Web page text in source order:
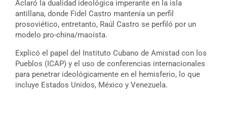
Aclaró la dualidad ideológica imperante en la isla
antillana, donde Fidel Castro mantenía un perfil
prosoviético, entretanto, Raúl Castro se perfiló por un
modelo pro-china/maoísta.
Explicó el papel del Instituto Cubano de Amistad con los
Pueblos (ICAP) y el uso de conferencias internacionales
para penetrar ideológicamente en el hemisferio, lo que
incluye Estados Unidos, México y Venezuela.